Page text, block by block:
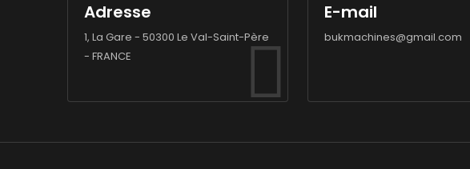
Adresse
1, La Gare - 50300 Le Val-Saint-Père
- FRANCE
E-mail
bukmachines@gmail.com